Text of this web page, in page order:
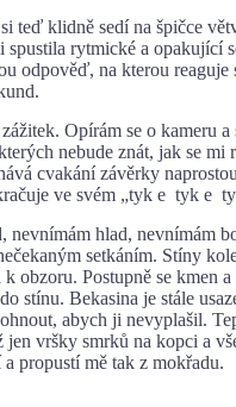
sedí na špičce
spustila rytmické a opakující
odpověď, na kterou
Opírám se o kameru a
nebude znát, jak se mi
cvakání závěrky
ve svém „tyk e tyk e
hlad, nevnímám
setkáním. Stíny
obzoru. Postupně se kmen
stínu. Bekasina je stále
abych ji nevyplašil.
vršky smrků na kopci a
propustí mě tak z mokřadu.